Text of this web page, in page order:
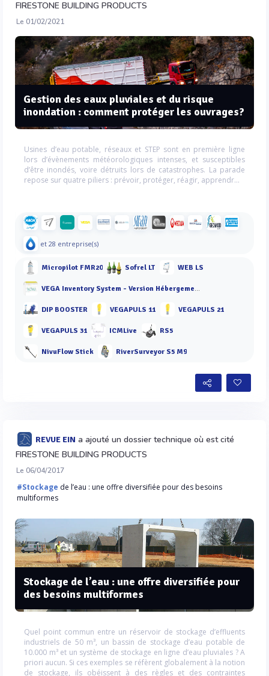
FIRESTONE BUILDING PRODUCTS
Le 01/02/2021
Gestion des eaux pluviales et du risque
inondation : comment protéger les ouvrages?
Usines d’eau potable, réseaux et STEP sont en première ligne
lors d’évènements météorologiques intenses, et susceptibles
d’être inondés, voire détruits lors de catastrophes. La parade
repose sur quatre piliers : prévoir, protéger, réagir, apprendr...
et 28 entreprise(s)
Micropilot FMR20 Sofrel LT WEB LS
VEGA Inventory System - Version Hébergement sur site
DIP BOOSTER VEGAPULS 11 VEGAPULS 21
VEGAPULS 31 ICMLive RS5
NivuFlow Stick RiverSurveyor S5 M9
REVUE EIN a ajouté un dossier technique où est cité
FIRESTONE BUILDING PRODUCTS
Le 06/04/2017
#Stockage de l’eau : une offre diversifiée pour des besoins
multiformes
Stockage de l’eau : une offre diversifiée pour
des besoins multiformes
Quel point commun entre un réservoir de stockage d’effluents
industriels de 50 m³, un bassin de stockage d’eau potable de
10.000 m³ et un système de stockage en ligne d’eau pluviales ? A
priori aucun. Si ces exemples se réfèrent globalement à la notion
de stockage, ils obéissent à des règles et des contraintes